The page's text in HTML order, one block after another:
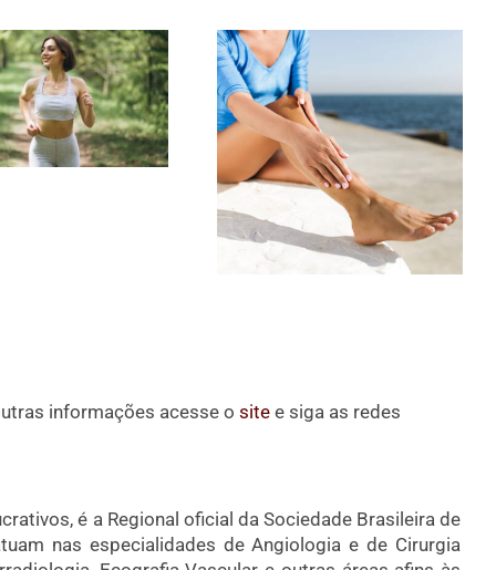
informações acesse o sitee siga as redes
é a Regional oficial da Sociedade Brasileira de
nas especialidades de Angiologia e de Cirurgia